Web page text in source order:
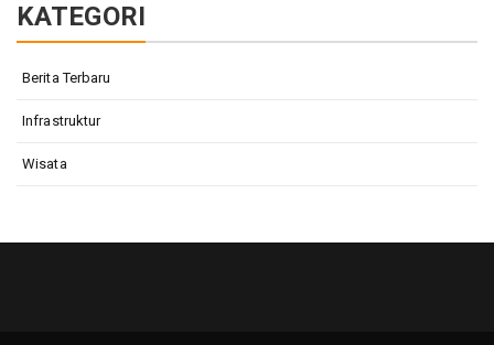
KATEGORI
Berita Terbaru
Infrastruktur
Wisata